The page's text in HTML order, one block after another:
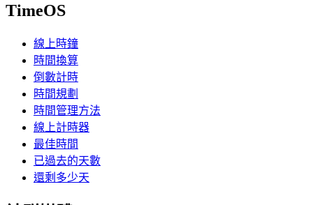
TimeOS
線上時鐘
時間換算
倒數計時
時間規劃
時間管理方法
線上計時器
最佳時間
已過去的天數
還剩多少天